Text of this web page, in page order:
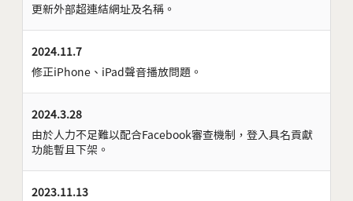
更新外部超連結網址及名稱。
2024.11.7
修正iPhone、iPad聲音播放問題。
2024.3.28
由於人力不足難以配合Facebook審查機制，登入具名貢獻
功能暫且下架。
2023.11.13